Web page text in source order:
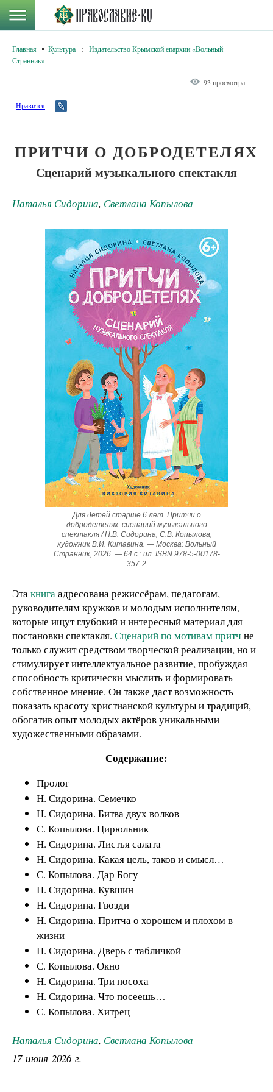
Главная Культура :
Издательство Крымской епархии «Вольный
Странник»
93 просмотра
Нравится
ПРИТЧИ О ДОБРОДЕТЕЛЯХ
Сценарий музыкального спектакля
Наталья Сидорина, Светлана Копылова
Для детей старше 6 лет. Притчи о
добродетелях: сценарий музыкального
спектакля / Н.В. Сидорина; С.В. Копылова;
художник В.И. Китавина. — Москва: Вольный
Странник, 2026. — 64 с.: ил. ISBN 978-5-00178-
357-2
Этакнигаадресована режиссёрам, педагогам,
руководителям кружков и молодым исполнителям,
которые ищут глубокий и интересный материал для
постановки спектакля. Сценарий по мотивам притч не
только служит средством творческой реализации, но и
стимулирует интеллектуальное развитие, пробуждая
способность критически мыслить и формировать
собственное мнение. Он также даст возможность
показать красоту христианской культуры и традиций,
обогатив опыт молодых актёров уникальными
художественными образами.
Содержание:
Пролог
Н. Сидорина. Семечко
Н. Сидорина. Битва двух волков
С. Копылова. Цирюльник
Н. Сидорина. Листья салата
Н. Сидорина. Какая цель, таков и смысл…
С. Копылова. Дар Богу
Н. Сидорина. Кувшин
Н. Сидорина. Гвозди
Н. Сидорина. Притча о хорошем и плохом в
жизни
Н. Сидорина. Дверь с табличкой
С. Копылова. Окно
Н. Сидорина. Три посоха
Н. Сидорина. Что посеешь…
С. Копылова. Хитрец
Наталья Сидорина, Светлана Копылова
17 июня 2026 г.